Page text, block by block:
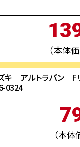
（本体
アルトラパン F
0324
（本体